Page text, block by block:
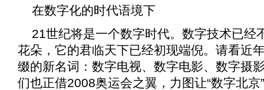
在数字化的时代语境下
21世纪将是一个数字时代。数字技术已经
花朵，它的君临天下已经初现端倪。请看近
缀的新名词：数字电视、数字电影、数字摄
们也正借2008奥运会之翼，力图让“数字北